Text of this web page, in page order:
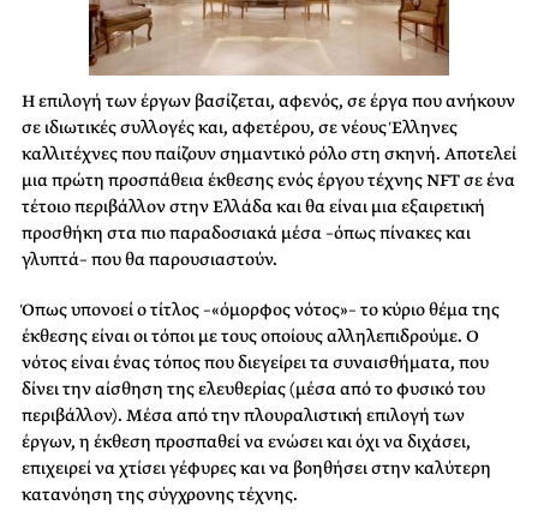
Η επιλογή των έργων βασίζεται, αφενός, σε έργα που ανήκουν
σε ιδιωτικές συλλογές και, αφετέρου, σε νέους Έλληνες
καλλιτέχνες που παίζουν σημαντικό ρόλο στη σκηνή. Αποτελεί
μια πρώτη προσπάθεια έκθεσης ενός έργου τέχνης NFT σε ένα
τέτοιο περιβάλλον στην Ελλάδα και θα είναι μια εξαιρετική
προσθήκη στα πιο παραδοσιακά μέσα –όπως πίνακες και
γλυπτά– που θα παρουσιαστούν.
Όπως υπονοεί ο τίτλος –«όμορφος νότος»– το κύριο θέμα της
έκθεσης είναι οι τόποι με τους οποίους αλληλεπιδρούμε. Ο
νότος είναι ένας τόπος που διεγείρει τα συναισθήματα, που
δίνει την αίσθηση της ελευθερίας (μέσα από το φυσικό του
περιβάλλον). Μέσα από την πλουραλιστική επιλογή των
έργων, η έκθεση προσπαθεί να ενώσει και όχι να διχάσει,
επιχειρεί να χτίσει γέφυρες και να βοηθήσει στην καλύτερη
κατανόηση της σύγχρονης τέχνης.